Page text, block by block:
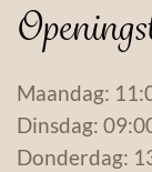
Maandag:
Dinsdag:
Donderdag: